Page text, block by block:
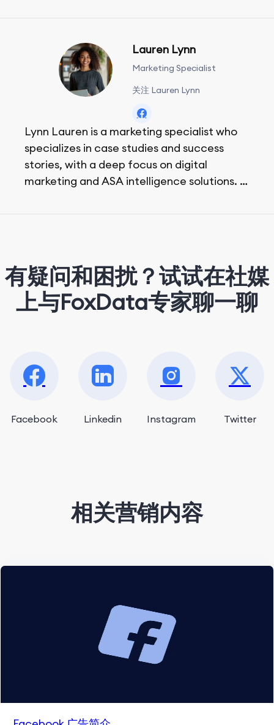
Lauren Lynn
Marketing Specialist
关注 Lauren Lynn
Lynn Lauren is a marketing specialist who
specializes in case studies and success
stories, with a deep focus on digital
marketing and ASA intelligence solutions.
有疑问和困扰？试试在社媒
上与FoxData专家聊一聊
Facebook Linkedin Instagram Twitter
相关营销内容